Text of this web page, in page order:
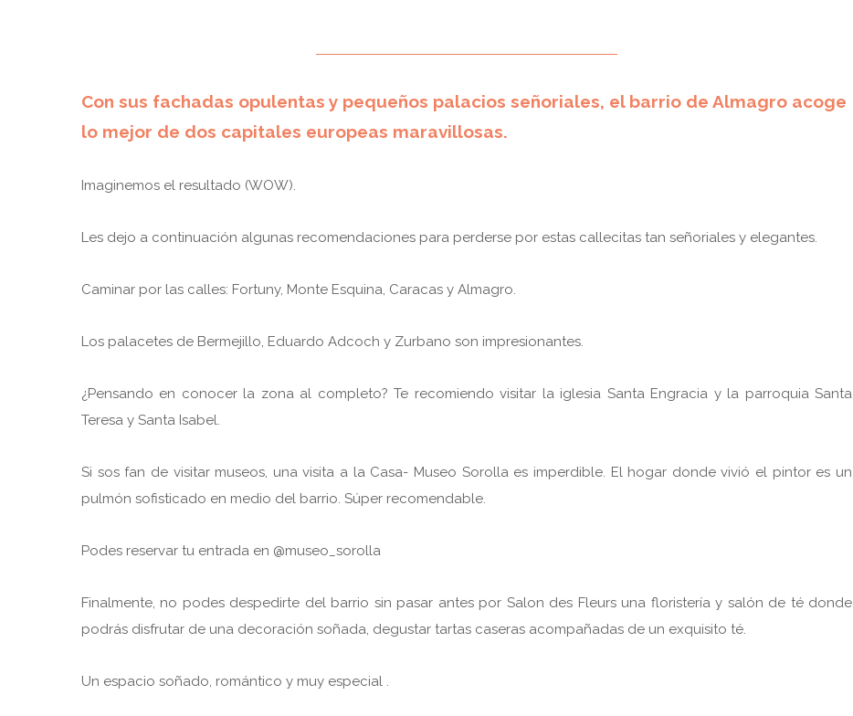
Con sus fachadas opulentas y pequeños palacios señoriales, el barrio de Almagro acoge
lo mejor de dos capitales europeas maravillosas.
Imaginemos el resultado (WOW).
Les dejo a continuación algunas recomendaciones para perderse por estas callecitas tan señoriales y elegantes.
Caminar por las calles: Fortuny, Monte Esquina, Caracas y Almagro.
Los palacetes de Bermejillo, Eduardo Adcoch y Zurbano son impresionantes.
¿Pensando en conocer la zona al completo? Te recomiendo visitar la iglesia Santa Engracia y la parroquia Santa
Teresa y Santa Isabel.
Si sos fan de visitar museos, una visita a la Casa- Museo Sorolla es imperdible. El hogar donde vivió el pintor es un
pulmón sofisticado en medio del barrio. Súper recomendable.
Podes reservar tu entrada en @museo_sorolla
Finalmente, no podes despedirte del barrio sin pasar antes por Salon des Fleurs una floristería y salón de té donde
podrás disfrutar de una decoración soñada, degustar tartas caseras acompañadas de un exquisito té.
Un espacio soñado, romántico y muy especial .